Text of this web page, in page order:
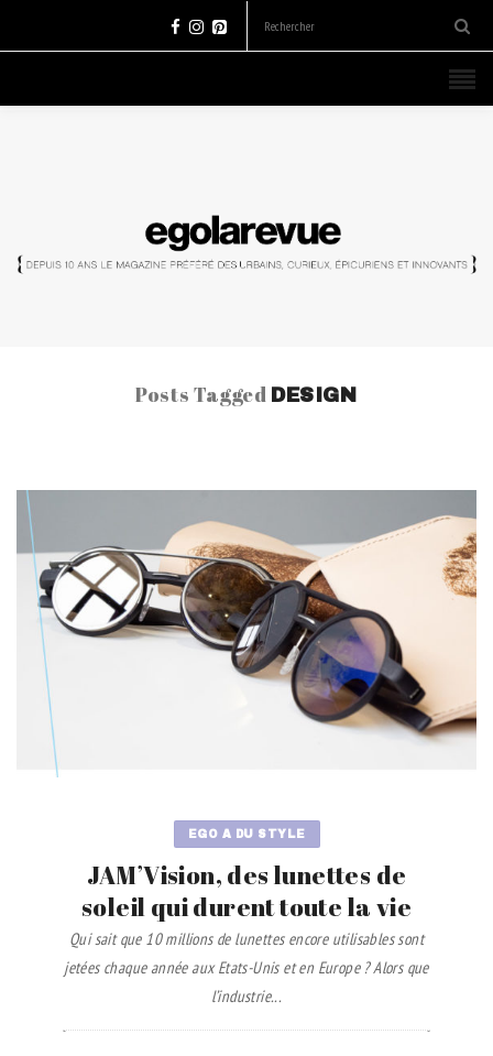
Posts Tagged DESIGN
EGO A DU STYLE
JAM’Vision, des lunettes de
soleil qui durent toute la vie
Qui sait que 10 millions de lunettes encore utilisables sont
jetées chaque année aux Etats-Unis et en Europe ? Alors que
l’industrie...